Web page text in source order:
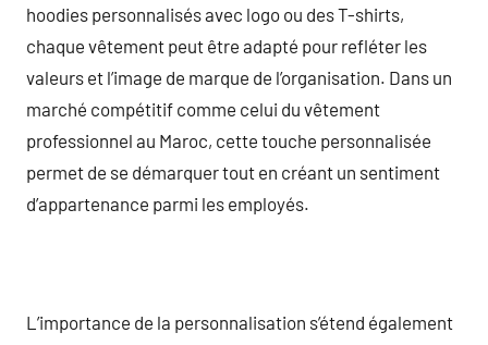
hoodies personnalisés avec logo ou des T-shirts,
chaque vêtement peut être adapté pour refléter les
valeurs et l’image de marque de l’organisation. Dans un
marché compétitif comme celui du vêtement
professionnel au Maroc, cette touche personnalisée
permet de se démarquer tout en créant un sentiment
d’appartenance parmi les employés.
L’importance de la personnalisation s’étend également